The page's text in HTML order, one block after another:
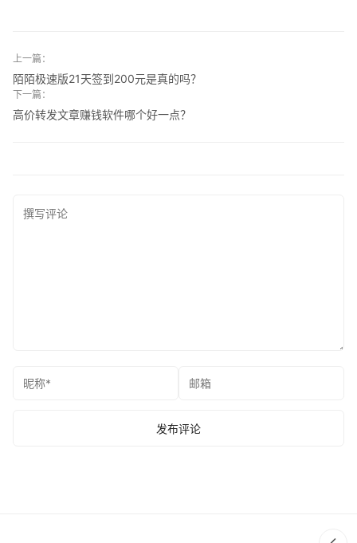
上一篇：
陌陌极速版21天签到200元是真的吗？
下一篇：
高价转发文章赚钱软件哪个好一点？